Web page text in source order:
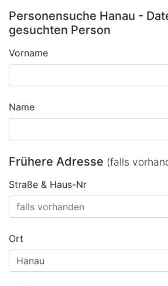
Personensuche Hanau -
gesuchten Person
Vorname
Name
Frühere Adresse (falls
Straße & Haus-Nr
Ort